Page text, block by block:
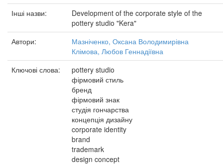
Інші назви:
Development of the corporate style of the
pottery studio "Kera"
Автори:
Мазніченко, Оксана Володимирівна
Клімова, Любов Геннадіївна
Ключові слова:
pottery studio
фірмовий стиль
бренд
фірмовий знак
студія гончарства
концепція дизайну
corporate identity
brand
trademark
design concept